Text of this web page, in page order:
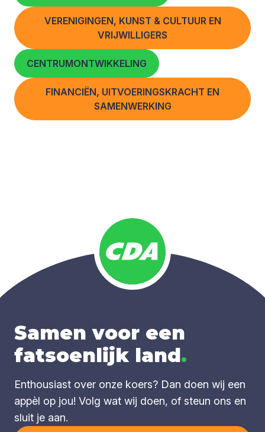
VERENIGINGEN, KUNST & CULTUUR EN
VRIJWILLIGERS
CENTRUMONTWIKKELING
FINANCIËN, UITVOERINGSKRACHT EN
SAMENWERKING
Samen voor een
fatsoenlijk land.
Enthousiast over onze koers? Dan doen wij een
appèl op jou! Volg wat wij doen, of steun ons en
sluit je aan.